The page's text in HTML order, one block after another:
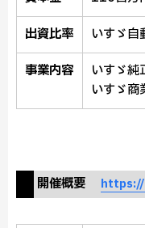
出資比率
いすゞ
事業内容
いすゞ純
いすゞ商
開催概要